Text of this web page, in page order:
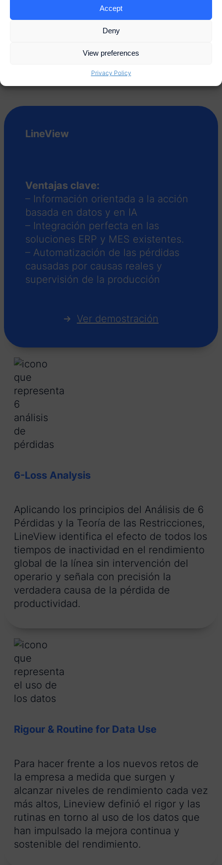
Accept
Deny
View preferences
Privacy Policy
European Partners (CCEP).
LineView
Ventajas clave:
– Información orientada a la acción
basada en datos y en IA
– Integración perfecta en las
soluciones ERP y MES existentes.
– Automatización de las pérdidas
causadas por causas reales y
supervisión de la producción
Ver demostración
6-Loss Analysis
Aplicando los principios del Análisis de 6
Pérdidas y la Teoría de las Restricciones,
LineView identifica el efecto de todos los
tiempos de inactividad en el rendimiento
global de la línea sin intervención del
operario y señala con precisión la
verdadera causa de la pérdida de
productividad.
Rigour & Routine for Data Use
Para hacer frente a los nuevos retos de
la empresa a medida que surgen y
alcanzar niveles de rendimiento cada vez
más altos, Lineview definió el rigor y las
rutinas en torno al uso de los datos que
han impulsado la mejora continua y
sostenible del rendimiento.